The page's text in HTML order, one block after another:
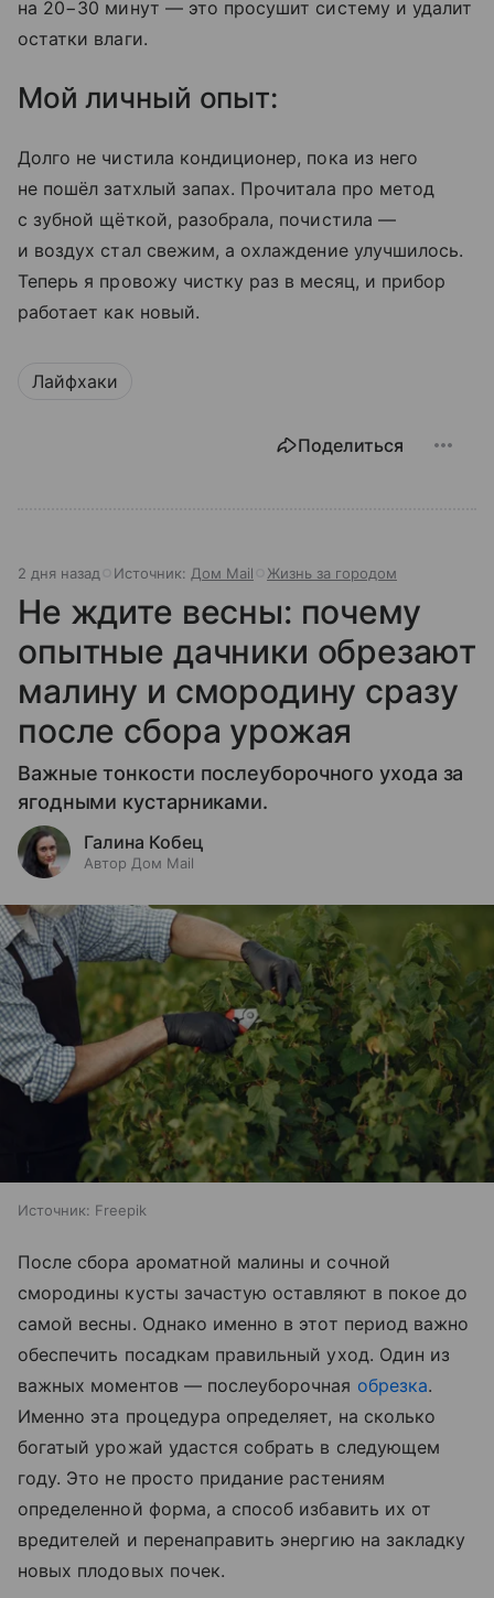
на 20−30 минут — это просушит систему и удалит
остатки влаги.
Мой личный опыт:
Долго не чистила кондиционер, пока из него
не пошёл затхлый запах. Прочитала про метод
с зубной щёткой, разобрала, почистила —
и воздух стал свежим, а охлаждение улучшилось.
Теперь я провожу чистку раз в месяц, и прибор
работает как новый.
Лайфхаки
Поделиться
2 дня назад Источник: Дом Mail Жизнь за городом
Не ждите весны: почему
опытные дачники обрезают
малину и смородину сразу
после сбора урожая
Важные тонкости послеуборочного ухода за
ягодными кустарниками.
Галина Кобец
Автор Дом Mail
Источник: Freepik
После сбора ароматной малины и сочной
смородины кусты зачастую оставляют в покое до
самой весны. Однако именно в этот период важно
обеспечить посадкам правильный уход. Один из
важных моментов — послеуборочная обрезка.
Именно эта процедура определяет, на сколько
богатый урожай удастся собрать в следующем
году. Это не просто придание растениям
определенной форма, а способ избавить их от
вредителей и перенаправить энергию на закладку
новых плодовых почек.